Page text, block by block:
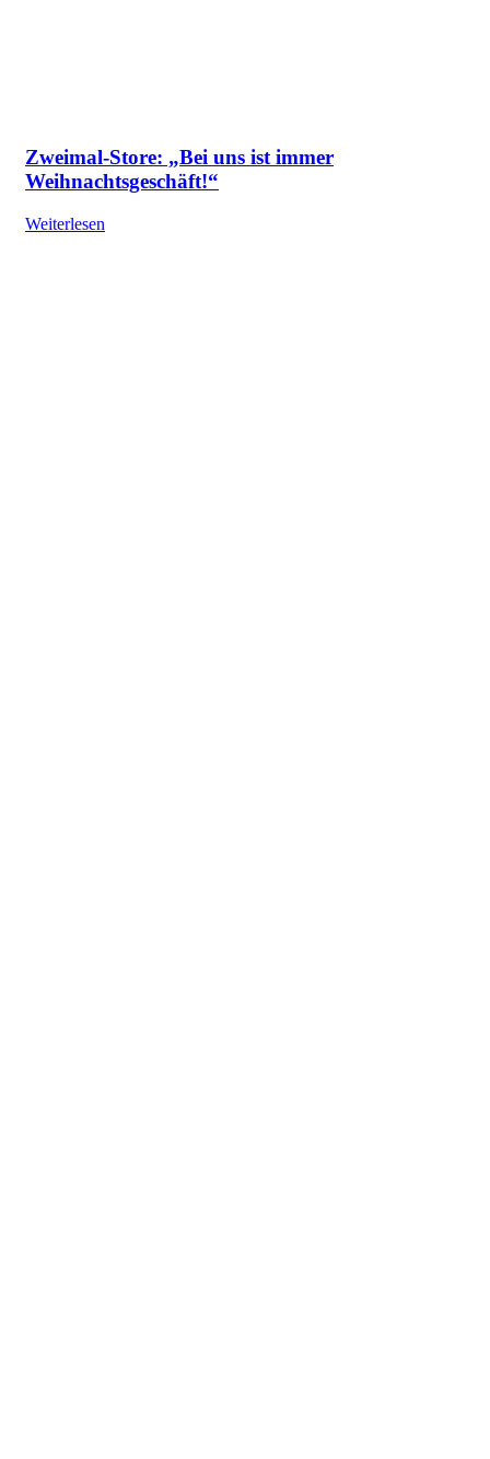
Zweimal-Store: „Bei uns ist immer
Weihnachtsgeschäft!“
Weiterlesen